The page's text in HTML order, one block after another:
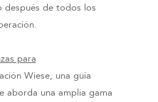
después de todos los
para
Wiese, una guía
aborda una amplia gama